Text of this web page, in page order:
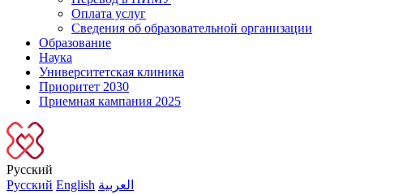
Оплата услуг
Сведения об образовательной организации
Образование
Наука
Университетская клиника
Приоритет 2030
Приемная кампания 2025
Русский
Русский English العربية